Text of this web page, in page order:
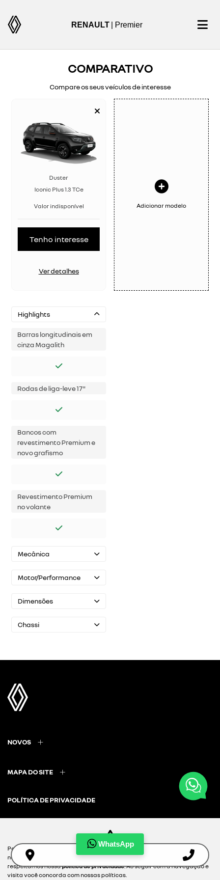
RENAULT | Premier
WhatsApp
COMPARATIVO
Compare os seus veículos de interesse
Duster
Iconic Plus 1.3 TCe
Valor indisponível
Tenho interesse
Ver detalhes
Adicionar modelo
Highlights
Barras longitudinais em
cinza Magalith
Rodas de liga-leve 17"
Bancos com
revestimento Premium e
novo grafismo
Revestimento Premium
no volante
Mecânica
Motor/Performance
Dimensões
Chassi
NOVOS
MAPA DO SITE
POLÍTICA DE PRIVACIDADE
Desacelere. Seu bem maior é a vida.
Para otimizar sua experiência durante a navegação, fazemos uso de
nossa política de cookies e para proteger seus dados pessoais
respeitamos nossapolítica de privacidade. Ao seguir com a navegação e
visita você concorda com nossas políticas.